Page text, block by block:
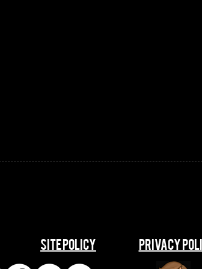
​​SITE POLICY ​​PRIVACY